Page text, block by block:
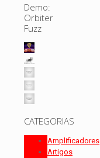
Demo:
Orbiter
Fuzz
CATEGORIAS
Amplificadores
Artigos